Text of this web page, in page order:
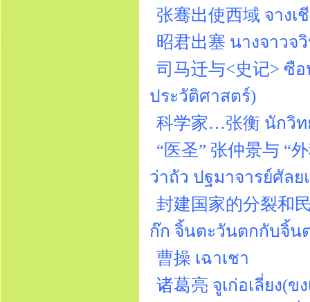
张骞出使西域 จาง
昭君出塞 นางจาว
司马迁与<史记> ซื
ประวัติศาสตร์)
科学家…张衡 นักวิท
“医圣” 张仲景与 “
ว่าถัว ปฐมาจารย์ศัล
封建国家的分裂和
ก๊ก จิ้นตะวันตกกับจิ้น
曹操 เฉาเชา
诸葛亮 จูเก่อเลี่ยง(ขง